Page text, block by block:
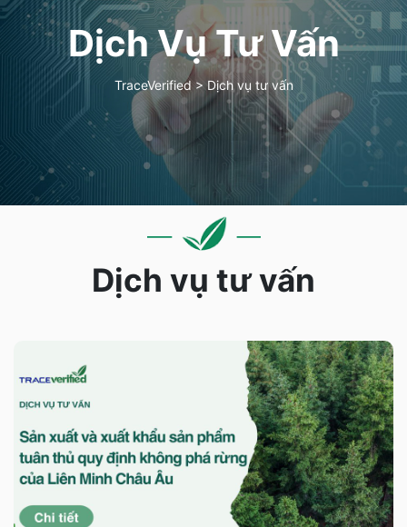
Dịch Vụ Tư Vấn
TraceVerified > Dịch vụ tư vấn
Dịch vụ tư vấn
Sản xuất và xuất khẩu sản phẩm
tuân thủ quy định không phá rừng
của Liên Minh Châu Âu